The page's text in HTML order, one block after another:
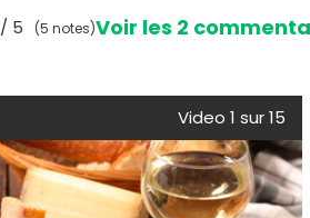
/ 5 (5 notes)Voir les 2
Video 1 sur 15